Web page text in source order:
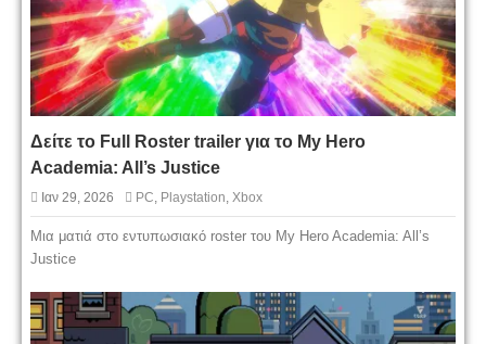
Δείτε το Full Roster trailer για το My Hero
Academia: All’s Justice
Ιαν 29, 2026 PC, Playstation, Xbox
Μια ματιά στο εντυπωσιακό roster του My Hero Academia: All’s
Justice